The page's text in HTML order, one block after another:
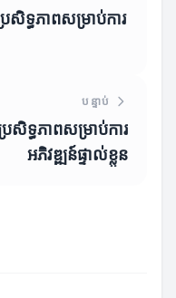
ទ្ធភាពសម្រាប់ការ
បន្ទាប់
សិទ្ធភាពសម្រាប់ការ
អភិវឌ្ឍន៍ផ្ទាល់ខ្លួន